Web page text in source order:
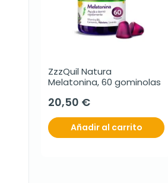
ZzzQuil Natura
Melatonina, 60 gominolas
20,50 €
Añadir al carrito